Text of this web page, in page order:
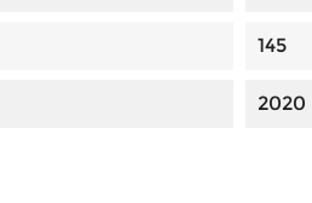
145
2020